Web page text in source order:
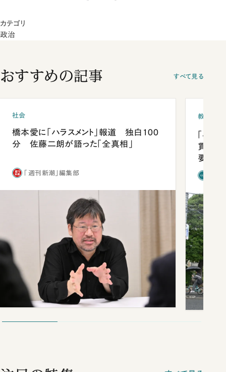
カテゴリ
政治
おすすめの記事 すべて見る
社会
橋本愛に「ハラスメント」報道 独白100
分 佐藤二朗が語った「全真相」
「週刊新潮」編集部
教育
「早
貫校へ
要だっ